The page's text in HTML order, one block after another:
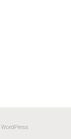
WordPress